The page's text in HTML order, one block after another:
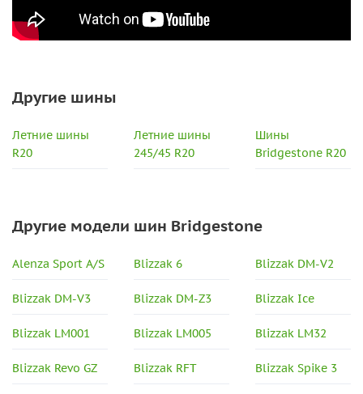
Другие шины
Летние шины
R20
Летние шины
245/45 R20
Шины
Bridgestone R20
Другие модели шин Bridgestone
Alenza Sport A/S Blizzak 6 Blizzak DM-V2
Blizzak DM-V3 Blizzak DM-Z3 Blizzak Ice
Blizzak LM001 Blizzak LM005 Blizzak LM32
Blizzak Revo GZ Blizzak RFT Blizzak Spike 3